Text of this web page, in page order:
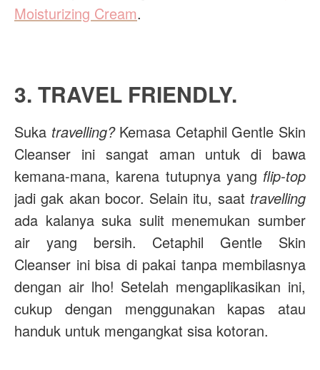
Moisturizing Cream.
3. TRAVEL FRIENDLY.
Suka travelling?Kemasa Cetaphil Gentle Skin
Cleanser ini sangat aman untuk di bawa
kemana-mana, karena tutupnya yang flip-top
jadi gak akan bocor. Selain itu, saat travelling
ada kalanya suka sulit menemukan sumber
air yang bersih. Cetaphil Gentle Skin
Cleanser ini bisa di pakai tanpa membilasnya
dengan air lho! Setelah mengaplikasikan ini,
cukup dengan menggunakan kapas atau
handuk untuk mengangkat sisa kotoran.